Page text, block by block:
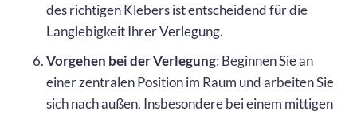
des richtigen Klebers ist entscheidend für die
Langlebigkeit Ihrer Verlegung.
Vorgehen bei der Verlegung: Beginnen Sie an
einer zentralen Position im Raum und arbeiten Sie
sich nach außen. Insbesondere bei einem mittigen